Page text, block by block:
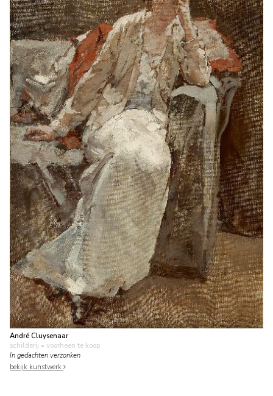
André Cluysenaar
schilderij • voorheen te koop
In gedachten verzonken
bekijk kunstwerk